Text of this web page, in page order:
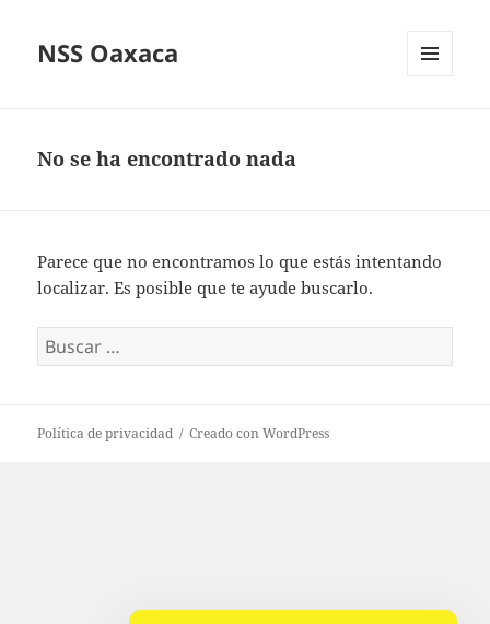
NSS Oaxaca
No se ha encontrado nada
Parece que no encontramos lo que estás intentando
localizar. Es posible que te ayude buscarlo.
Buscar:
Política de privacidad Creado con WordPress